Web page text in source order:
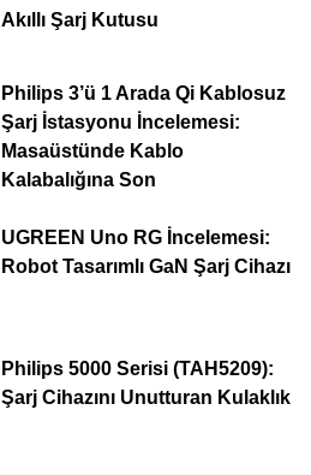
Akıllı Şarj Kutusu
Philips 3’ü 1 Arada Qi Kablosuz
Şarj İstasyonu İncelemesi:
Masaüstünde Kablo
Kalabalığına Son
UGREEN Uno RG İncelemesi:
Robot Tasarımlı GaN Şarj Cihazı
Philips 5000 Serisi (TAH5209):
Şarj Cihazını Unutturan Kulaklık